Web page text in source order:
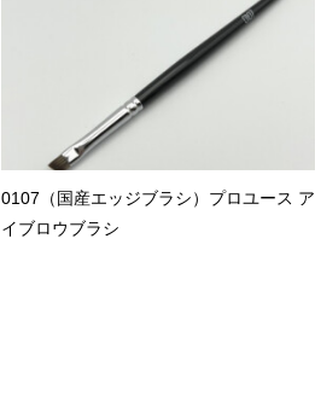
0107（国産エッジブラシ）プロユース ア
イブロウブラシ